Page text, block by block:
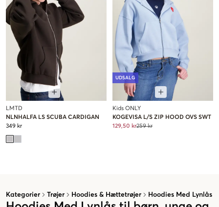
Kategorier Trøjer Hoodies & Hættetrøjer Hoodies Med Lynlås
LMTD
NLNHALFA LS SCUBA CARDIGAN
349 kr
UDSALG
Kids ONLY
KOGEVISA L/S ZIP HOOD OVS SWT
129,50 kr259 kr